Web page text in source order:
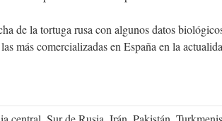
de la tortuga rusa con algunos datos
más comercializadas en España en la